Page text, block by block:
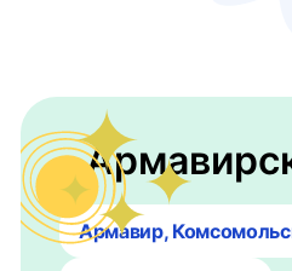
Армавир,